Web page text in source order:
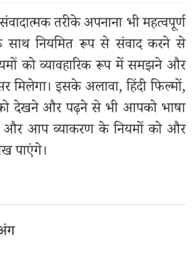
तरीके अपनाना भी महत्वपूर्ण
साथ नियमित रूप से संवाद करने से
को व्यावहारिक रूप में समझने और
मिलेगा। इसके अलावा, हिंदी फिल्मों,
को देखने और पढ़ने से भी आपको भाषा
और आप व्याकरण के नियमों को और
पाएंगे।